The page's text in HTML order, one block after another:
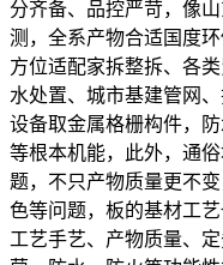
分齐备、品控严苛，像
测，全系产物合适国度
方位适配家拆整拆、各
水处置、城市基建管网
设备取金属格栅构件，
等根本机能，此外，通
题，不只产物质量更不
色等问题，板的基材工
工艺手艺、产物质量、